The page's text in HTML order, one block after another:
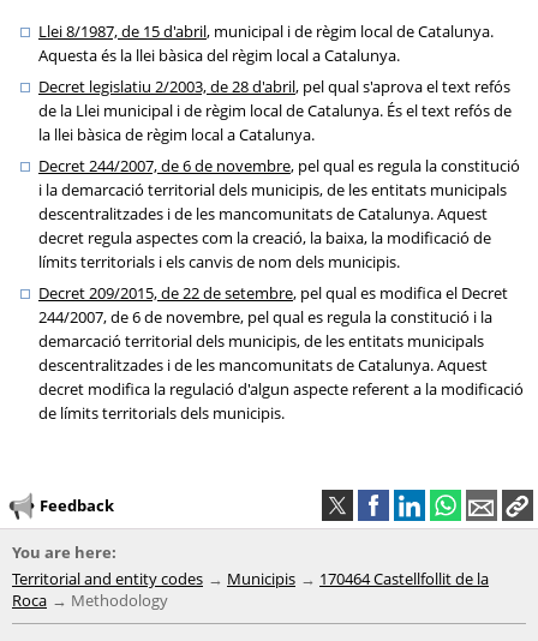
Llei 8/1987, de 15 d'abril, municipal i de règim local de Catalunya.
Aquesta és la llei bàsica del règim local a Catalunya.
Decret legislatiu 2/2003, de 28 d'abril, pel qual s'aprova el text refós
de la Llei municipal i de règim local de Catalunya. És el text refós de
la llei bàsica de règim local a Catalunya.
Decret 244/2007, de 6 de novembre, pel qual es regula la constitució
i la demarcació territorial dels municipis, de les entitats municipals
descentralitzades i de les mancomunitats de Catalunya. Aquest
decret regula aspectes com la creació, la baixa, la modificació de
límits territorials i els canvis de nom dels municipis.
Decret 209/2015, de 22 de setembre, pel qual es modifica el Decret
244/2007, de 6 de novembre, pel qual es regula la constitució i la
demarcació territorial dels municipis, de les entitats municipals
descentralitzades i de les mancomunitats de Catalunya. Aquest
decret modifica la regulació d'algun aspecte referent a la modificació
de límits territorials dels municipis.
Feedback
You are here:
Territorial and entity codes
Municipis
170464 Castellfollit de la
Roca
Methodology